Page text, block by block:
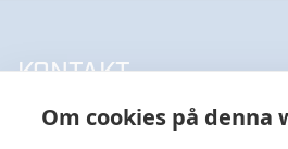
Om cookies på denna
KONTAKT
UPPSALA HANDELSSTÅL AB